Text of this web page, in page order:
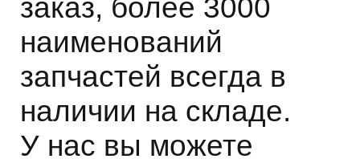
заказ, более 3000
наименований
запчастей всегда в
наличии на складе.
У нас вы можете